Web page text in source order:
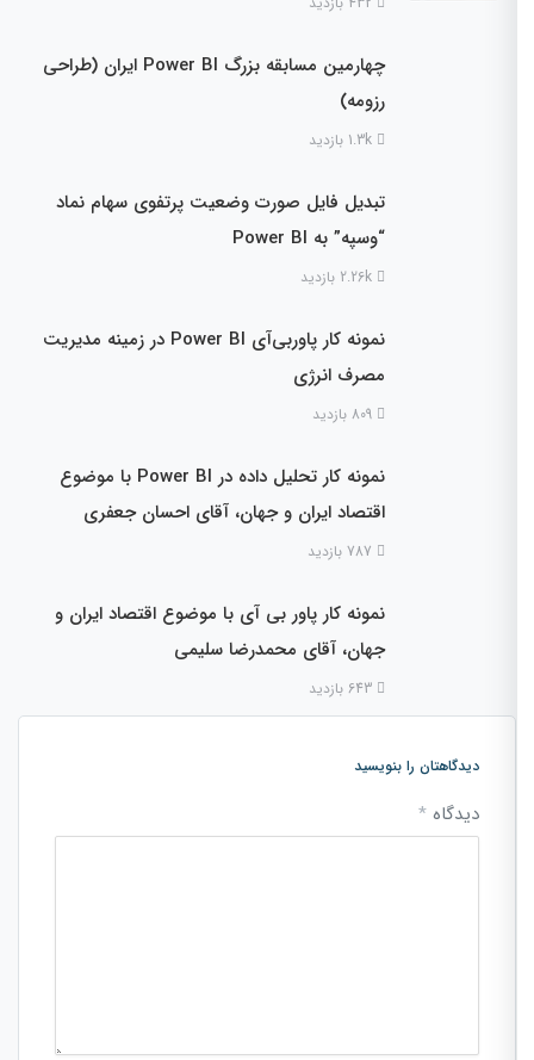
چهارمین مسابقه بزرگ Power BI ایران (طراحی
رزومه)
تبدیل فایل صورت وضعیت پرتفوی سهام نماد
“وسپه” به Power BI
نمونه کار پاوربی‌آی Power BI در زمینه مدیریت
مصرف انرژی
نمونه کار تحلیل داده در Power BI با موضوع
اقتصاد ایران و جهان، آقای احسان جعفری
نمونه کار پاور بی آی با موضوع اقتصاد ایران و
جهان، آقای محمدرضا سلیمی
دیدگاهتان را بنویسید
دیدگاه*